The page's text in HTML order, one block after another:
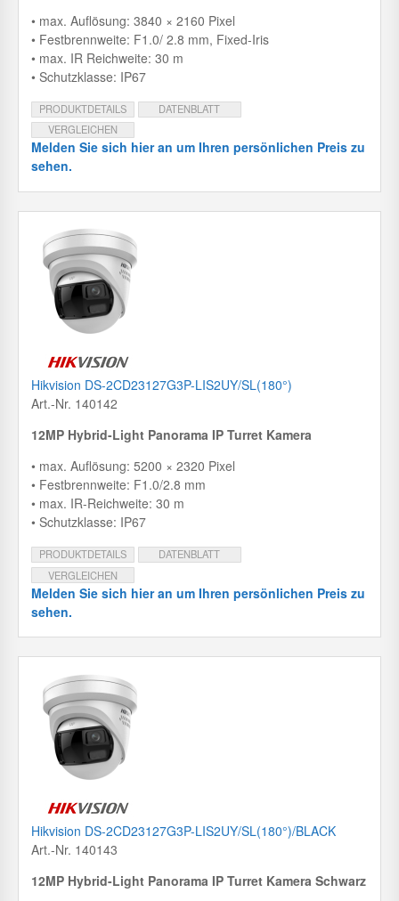
• max. Auflösung: 3840 × 2160 Pixel
• Festbrennweite: F1.0/ 2.8 mm, Fixed-Iris
• max. IR Reichweite: 30 m
• Schutzklasse: IP67
PRODUKTDETAILS
DATENBLATT
VERGLEICHEN
Melden Sie sich hier an um Ihren persönlichen Preis zu
sehen.
Hikvision DS-2CD23127G3P-LIS2UY/SL(180°)
Art.-Nr. 140142
12MP Hybrid-Light Panorama IP Turret Kamera
• max. Auflösung: 5200 × 2320 Pixel
• Festbrennweite: F1.0/2.8 mm
• max. IR-Reichweite: 30 m
• Schutzklasse: IP67
PRODUKTDETAILS
DATENBLATT
VERGLEICHEN
Melden Sie sich hier an um Ihren persönlichen Preis zu
sehen.
Hikvision DS-2CD23127G3P-LIS2UY/SL(180°)/BLACK
Art.-Nr. 140143
12MP Hybrid-Light Panorama IP Turret Kamera Schwarz